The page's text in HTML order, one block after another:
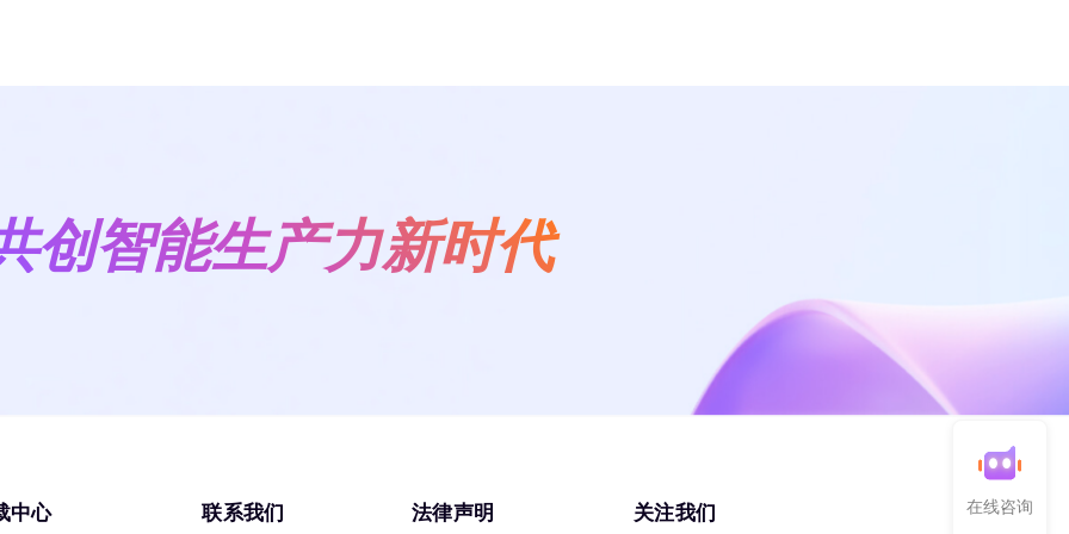
在线咨询
创智能生产力新时代
中心 联系我们 法律声明 关注我们